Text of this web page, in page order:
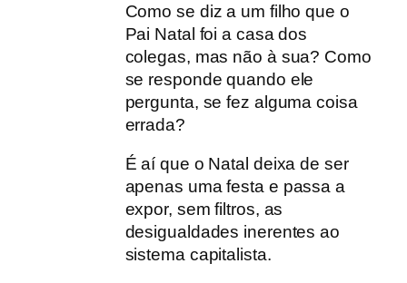
Como se diz a um filho que o
Pai Natal foi a casa dos
colegas, mas não à sua? Como
se responde quando ele
pergunta, se fez alguma coisa
errada?
É aí que o Natal deixa de ser
apenas uma festa e passa a
expor, sem filtros, as
desigualdades inerentes ao
sistema capitalista.